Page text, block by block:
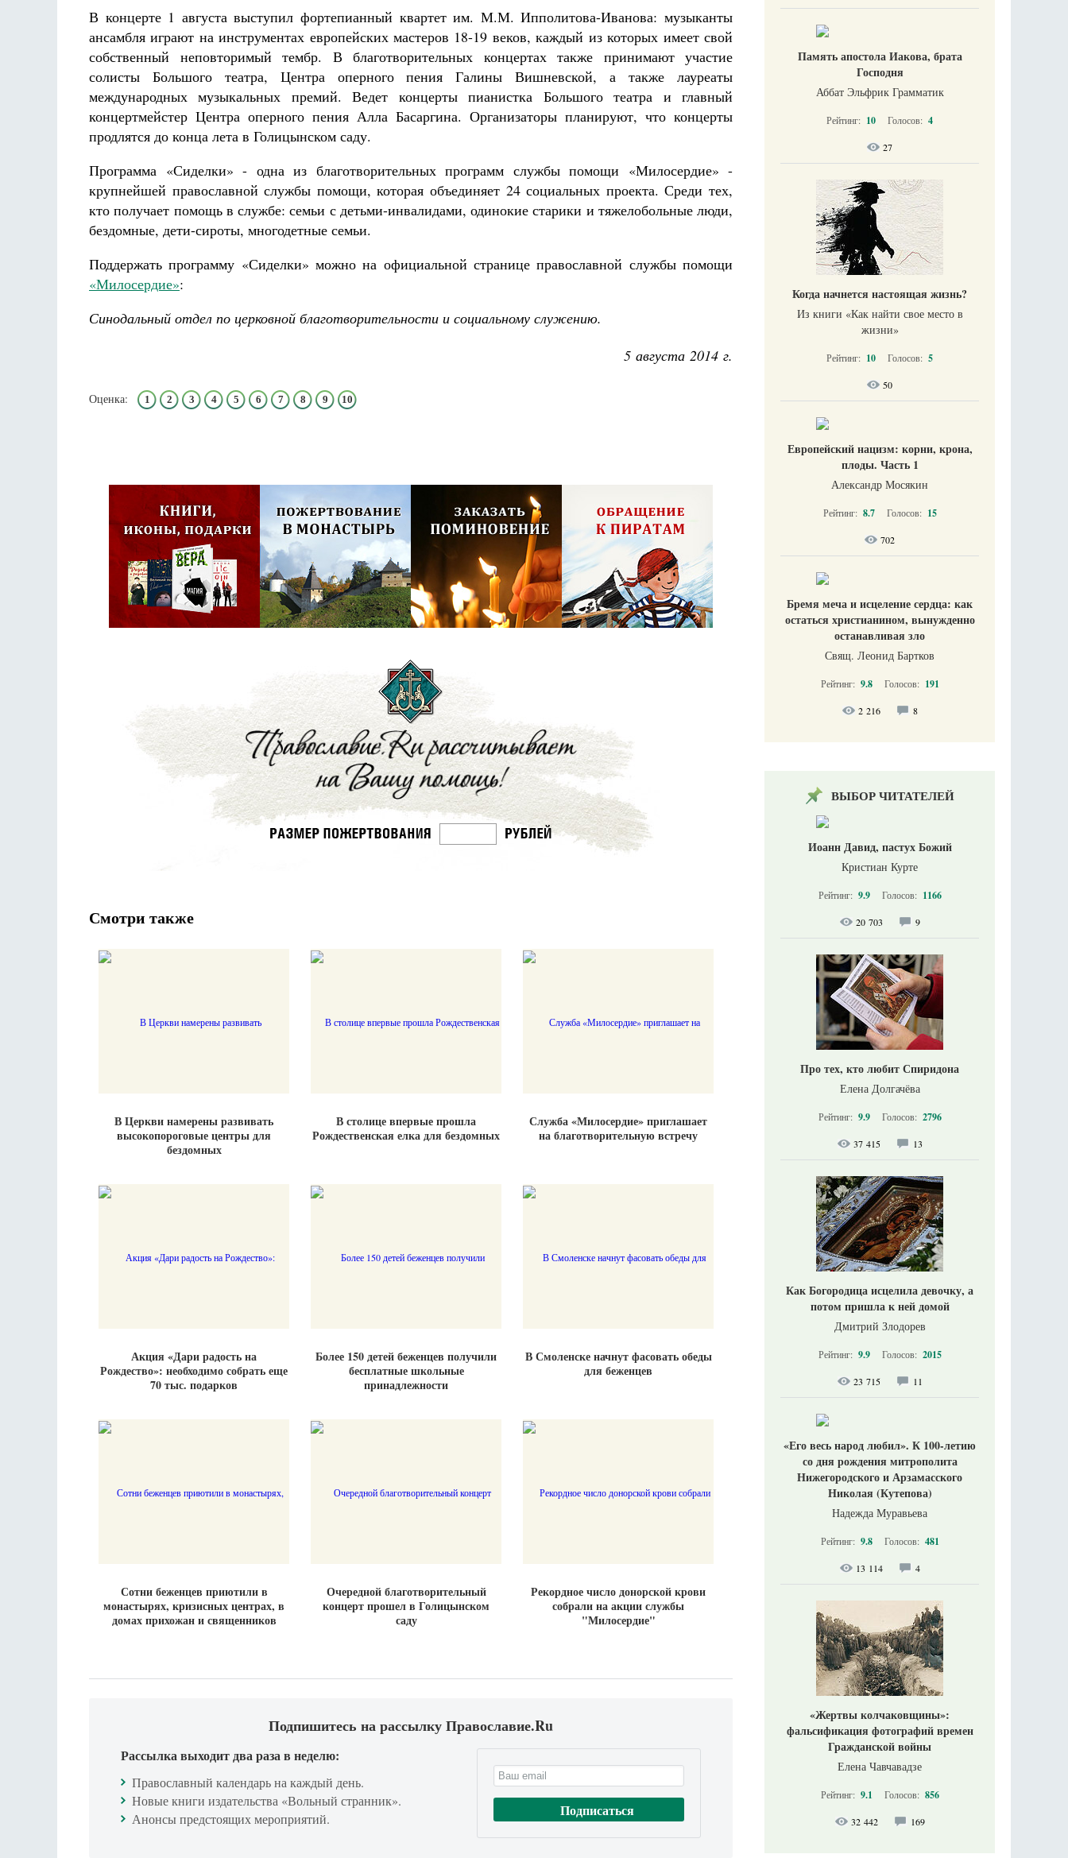
В концерте 1 августа выступил фортепианный квартет им. М.М. Ипполитова-Иванова: музыканты
ансамбля играют на инструментах европейских мастеров 18-19 веков, каждый из которых имеет свой
собственный неповторимый тембр. В благотворительных концертах также принимают участие
солисты Большого театра, Центра оперного пения Галины Вишневской, а также лауреаты
международных музыкальных премий. Ведет концерты пианистка Большого театра и главный
концертмейстер Центра оперного пения Алла Басаргина. Организаторы планируют, что концерты
продлятся до конца лета в Голицынском саду.
Программа «Сиделки» - одна из благотворительных программ службы помощи «Милосердие» -
крупнейшей православной службы помощи, которая объединяет 24 социальных проекта. Среди тех,
кто получает помощь в службе: семьи с детьми-инвалидами, одинокие старики и тяжелобольные люди,
бездомные, дети-сироты, многодетные семьи.
Поддержать программу «Сиделки» можно на официальной странице православной службы помощи
«Милосердие»:
Синодальный отдел по церковной благотворительности и социальному служению.
5 августа 2014 г.
Оценка: 1 2 3 4 5 6 7 8 9 10
Смотри также
В Церкви намерены развивать
высокопороговые центры для
бездомных
В столице впервые прошла
Рождественская елка для бездомных
Служба «Милосердие» приглашает
на благотворительную встречу
Акция «Дари радость на
Рождество»: необходимо собрать еще
70 тыс. подарков
Более 150 детей беженцев получили
бесплатные школьные
принадлежности
В Смоленске начнут фасовать обеды
для беженцев
Сотни беженцев приютили в
монастырях, кризисных центрах, в
домах прихожан и священников
Очередной благотворительный
концерт прошел в Голицынском
саду
Рекордное число донорской крови
собрали на акции службы
"Милосердие"
Подпишитесь на рассылку Православие.Ru
Рассылка выходит два раза в неделю:
Православный календарь на каждый день.
Новые книги издательства «Вольный странник».
Анонсы предстоящих мероприятий.
Память апостола Иакова, брата
Господня
Аббат Эльфрик Грамматик
Рейтинг: 10 Голосов: 4
27
Когда начнется настоящая жизнь?
Из книги «Как найти свое место в
жизни​»
Рейтинг: 10 Голосов: 5
50
Европейский нацизм: корни, крона,
плоды. Часть 1
Александр Мосякин
Рейтинг: 8.7 Голосов: 15
702
Бремя меча и исцеление сердца: как
остаться христианином, вынужденно
останавливая зло
Свящ. Леонид Бартков
Рейтинг: 9.8 Голосов: 191
2 216 8
ВЫБОР ЧИТАТЕЛЕЙ
Иоанн Давид, пастух Божий
Кристиан Курте
Рейтинг: 9.9 Голосов: 1166
20 703 9
Про тех, кто любит Спиридона
Елена Долгачёва
Рейтинг: 9.9 Голосов: 2796
37 415 13
Как Богородица исцелила девочку, а
потом пришла к ней домой
Дмитрий Злодорев
Рейтинг: 9.9 Голосов: 2015
23 715 11
«Его весь народ любил». К 100-летию
со дня рождения митрополита
Нижегородского и Арзамасского
Николая (Кутепова)
Надежда Муравьева
Рейтинг: 9.8 Голосов: 481
13 114 4
«Жертвы колчаковщины»:
фальсификация фотографий времен
Гражданской войны
Елена Чавчавадзе
Рейтинг: 9.1 Голосов: 856
32 442 169